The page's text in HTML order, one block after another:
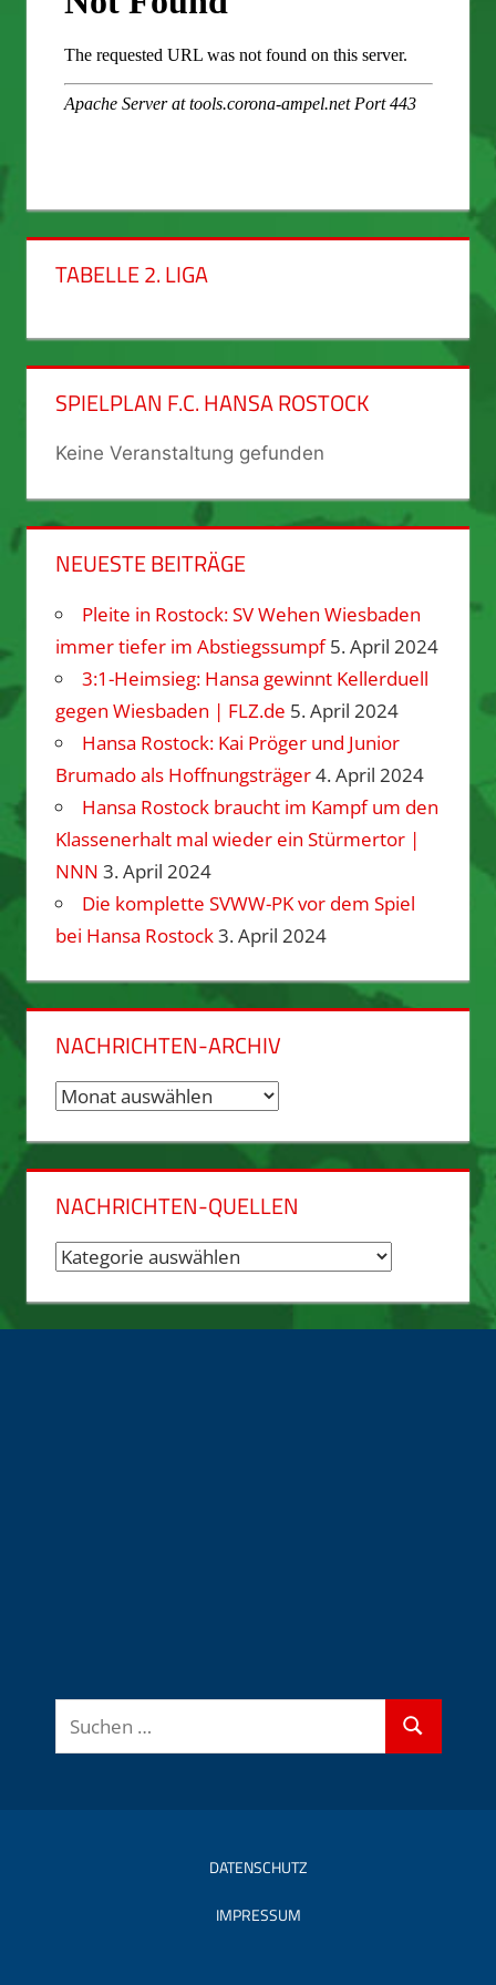
TABELLE 2. LIGA
SPIELPLAN F.C. HANSA ROSTOCK
Keine Veranstaltung gefunden
NEUESTE BEITRÄGE
Pleite in Rostock: SV Wehen Wiesbaden
immer tiefer im Abstiegssumpf 5. April 2024
3:1-Heimsieg: Hansa gewinnt Kellerduell
gegen Wiesbaden | FLZ.de 5. April 2024
Hansa Rostock: Kai Pröger und Junior
Brumado als Hoffnungsträger4. April 2024
Hansa Rostock braucht im Kampf um den
Klassenerhalt mal wieder ein Stürmertor |
NNN 3. April 2024
Die komplette SVWW-PK vor dem Spiel
bei Hansa Rostock3. April 2024
NACHRICHTEN-ARCHIV
Nachrichten-
NACHRICHTEN-QUELLEN
Nachrichten-
Suchen
nach:
Suchen
DATENSCHUTZ
IMPRESSUM